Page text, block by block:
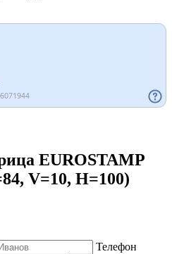
EUROSTAMP
V=10, H=100)
Телефон